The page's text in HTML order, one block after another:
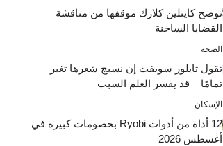
توضح كايتلين كلارك موقفها من مناقشة
القضايا الساخنة
الصحة
تقول تايلور سويفت إن نسيج شعرها تغير
تمامًا – قد يفسر العلم السبب
الإسكان
12 أداة من أدوات Ryobi بخصومات كبيرة في
أغسطس 2026